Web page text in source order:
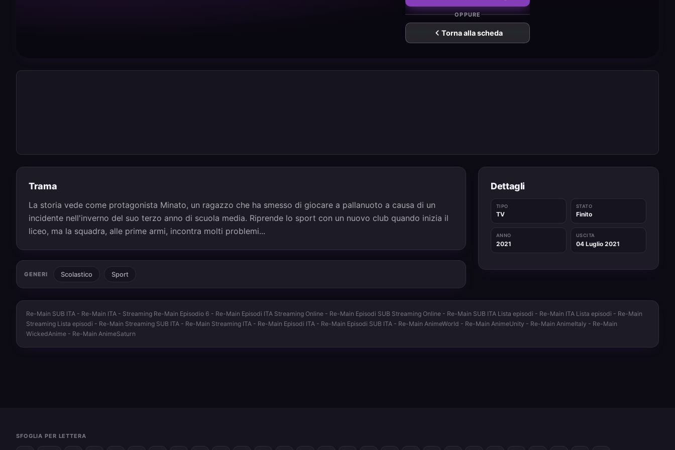
OPPURE
Torna alla scheda
Trama
La storia vede come protagonista Minato, un ragazzo che ha smesso di giocare a pallanuoto a causa di un
incidente nell'inverno del suo terzo anno di scuola media. Riprende lo sport con un nuovo club quando inizia il
liceo, ma la squadra, alle prime armi, incontra molti problemi...
GENERI Scolastico Sport
Dettagli
TIPO
TV
STATO
Finito
ANNO
2021
USCITA
04 Luglio 2021
Re-Main SUB ITA - Re-Main ITA - Streaming Re-Main Episodio 6 - Re-Main Episodi ITA Streaming Online - Re-Main Episodi SUB Streaming Online - Re-Main SUB ITA Lista episodi - Re-Main ITA Lista episodi - Re-Main
Streaming Lista episodi - Re-Main Streaming SUB ITA - Re-Main Streaming ITA - Re-Main Episodi ITA - Re-Main Episodi SUB ITA - Re-Main AnimeWorld - Re-Main AnimeUnity - Re-Main AnimeItaly - Re-Main
WickedAnime - Re-Main AnimeSaturn
SFOGLIA PER LETTERA